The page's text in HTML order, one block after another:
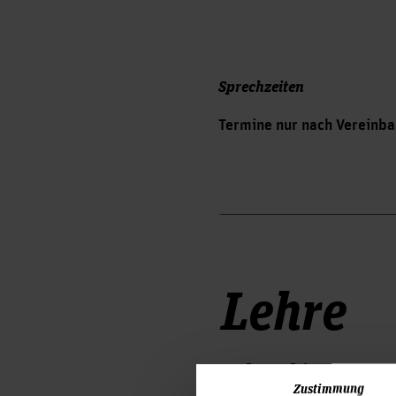
Zustimmung
Sprechzeiten
Termine nur nach
Lehre
Lehrgebiete